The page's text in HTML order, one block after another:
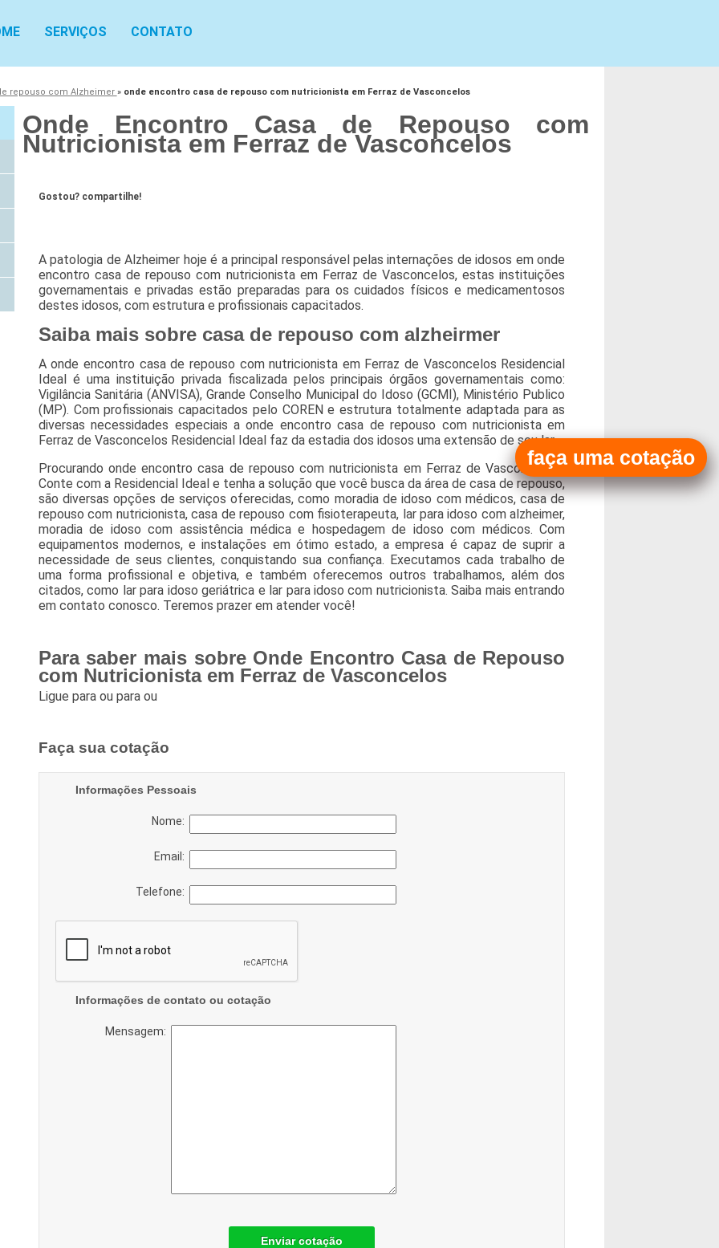
SERVIÇOS CONTATO
repouso com Alzheimer » onde encontro casa de repouso com nutricionista em Ferraz de Vasconcelos
Onde Encontro Casa de Repouso com
Nutricionista em Ferraz de Vasconcelos
Gostou? compartilhe!
A patologia de Alzheimer hoje é a principal responsável pelas internações de idosos em onde
encontro casa de repouso com nutricionista em Ferraz de Vasconcelos, estas instituições
governamentais e privadas estão preparadas para os cuidados físicos e medicamentosos
destes idosos, com estrutura e profissionais capacitados.
Saiba mais sobre casa de repouso com alzheirmer
A onde encontro casa de repouso com nutricionista em Ferraz de Vasconcelos Residencial
Ideal é uma instituição privada fiscalizada pelos principais órgãos governamentais como:
Vigilância Sanitária (ANVISA), Grande Conselho Municipal do Idoso (GCMI), Ministério Publico
(MP). Com profissionais capacitados pelo COREN e estrutura totalmente adaptada para as
diversas necessidades especiais a onde encontro casa de repouso com nutricionista em
Ferraz de Vasconcelos Residencial Ideal faz da estadia dos idosos uma extensão de seu lar.
Procurando onde encontro casa de repouso com nutricionista em Ferraz de Vasconcelos?
Conte com a Residencial Ideal e tenha a solução que você busca da área de casa de repouso,
são diversas opções de serviços oferecidas, como moradia de idoso com médicos, casa de
repouso com nutricionista, casa de repouso com fisioterapeuta, lar para idoso com alzheimer,
moradia de idoso com assistência médica e hospedagem de idoso com médicos. Com
equipamentos modernos, e instalações em ótimo estado, a empresa é capaz de suprir a
necessidade de seus clientes, conquistando sua confiança. Executamos cada trabalho de
uma forma profissional e objetiva, e também oferecemos outros trabalhamos, além dos
citados, como lar para idoso geriátrica e lar para idoso com nutricionista. Saiba mais entrando
em contato conosco. Teremos prazer em atender você!
Para saber mais sobre Onde Encontro Casa de Repouso
com Nutricionista em Ferraz de Vasconcelos
Ligue para ou para ou
faça uma cotação
Faça sua cotação
Informações Pessoais
Nome:
Email:
Telefone:
Informações de contato ou cotação
Mensagem:
Enviar cotação